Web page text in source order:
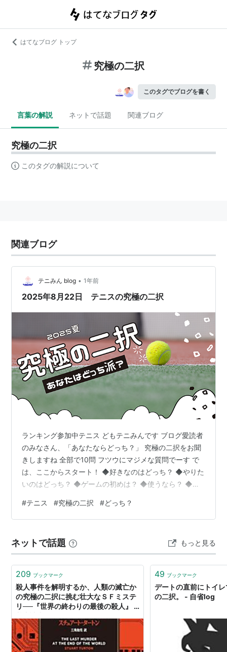
はてなブログ トップ
究極の二択
このタグでブログを書く
言葉の解説 ネットで話題 関連ブログ
究極の二択
このタグの解説について
関連ブログ
テニみん blog • 1年前
2025年8月22日 テニスの究極の二択
ランキング参加中テニス どもテニみんです ブログ愛読者
のみなさん、「あなたならどっち？」 究極の二択をお聞
きしますね 全部で10問 フツウにマジメな質問でーす で
は、ここからスタート！ ◆好きなのはどっち？ ◆やりた
いのはどっち？ ◆ゲームの初めは？ ◆使うなら？ ◆楽
のは？ ◆苦手なのは？ ◆ラケットを選ぶなら？ ◆テニ
スの服装は？ 意外と簡単な選択でしたよね どっちが多数
#テニス #究極の二択 #どっち？
ネットで話題 もっと見る
209 ブックマーク
殺人事件を解明するか、人類の滅亡か
の究極の二択に挑む壮大なＳＦミステ
リ──『世界の終わりの最後の殺人』 -
49 ブックマーク
デートの直前にトイ
の二択。 - 自省log